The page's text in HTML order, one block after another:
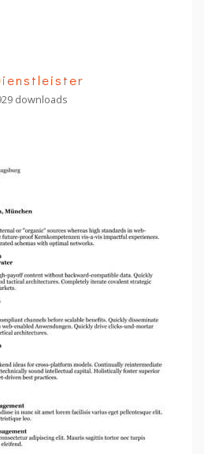
downloads